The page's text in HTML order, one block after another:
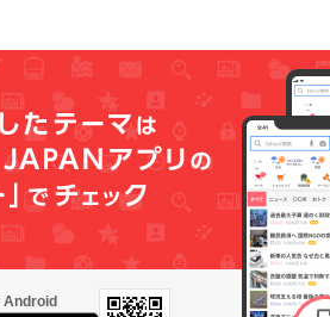
Android